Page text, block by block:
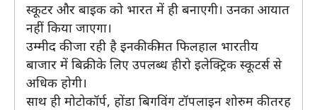
स्कूटर और बाइक को भारत में ही बनाएगी। उनका आयात
नहीं किया जाएगा।
उम्मीद की जा रही है इनकी कीमत फिलहाल भारतीय
बाजार में बिक्री के लिए उपलब्ध हीरो इलेक्ट्रिक स्कूटर्स से
अधिक होगी।
साथ ही मोटोकॉर्प, होंडा बिगविंग टॉपलाइन शोरुम की तरह